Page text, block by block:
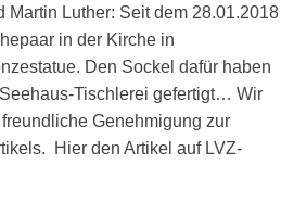
Martin Luther: Seit dem 28.01.2018
in der Kirche in
Den Sockel dafür haben
Tischlerei gefertigt… Wir
Genehmigung zur
Hier den Artikel auf LVZ-